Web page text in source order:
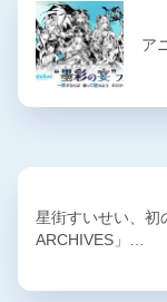
ア
星街すいせい、初
ARCHIVES」…